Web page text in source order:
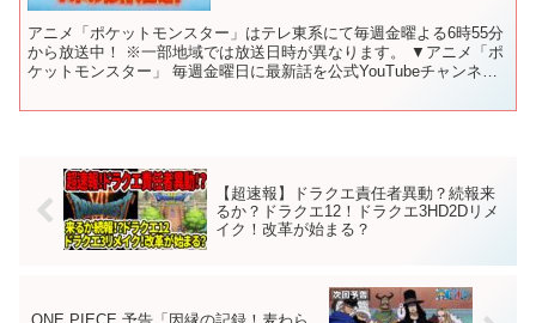
アニメ「ポケットモンスター」はテレ東系にて毎週金曜よる6時55分
から放送中！ ※一部地域では放送日時が異なります。 ▼アニメ「ポ
ケットモンスター」 毎週金曜日に最新話を公式YouTubeチャンネル
【超速報】ドラクエ責任者異動？続報来
るか？ドラクエ12！ドラクエ3HD2Dリメ
イク！改革が始まる？